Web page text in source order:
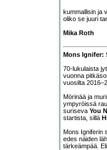
kummallisin ja
oliko se juuri
Mika Roth
Mons Ignifer:
70-lukulaista
vuonna
vuosilta
Mörinää ja
ympyröissä
suriseva You
startista, sillä
Mons Igniferin
edes näiden
tärkeämpää.